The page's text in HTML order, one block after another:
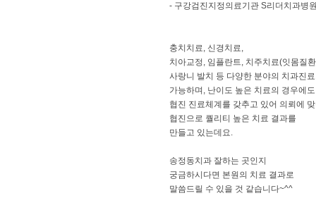
- 구강검진지정의료기관 S리더치과병
충치치료, 신경치료,
치아교정, 임플란트, 치주치료(잇몸질
사랑니 발치 등 다양한 분야의 치과진
가능하며, 난이도 높은 치료의 경우에도
협진 진료체계를 갖추고 있어 의뢰에
협진으로 퀄리티 높은 치료 결과를
만들고 있는데요.
송정동치과 잘하는 곳인지
궁금하시다면 본원의 치료 결과로
말씀드릴 수 있을 것 같습니다~^^